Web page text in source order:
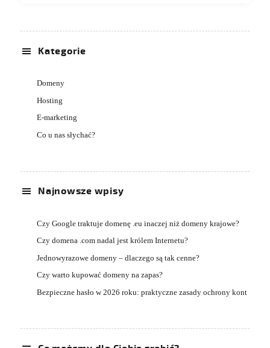
Kategorie
Domeny
Hosting
E-marketing
Co u nas słychać?
Najnowsze wpisy
Czy Google traktuje domenę .eu inaczej niż domeny krajowe?
Czy domena .com nadal jest królem Internetu?
Jednowyrazowe domeny – dlaczego są tak cenne?
Czy warto kupować domeny na zapas?
Bezpieczne hasło w 2026 roku: praktyczne zasady ochrony kont